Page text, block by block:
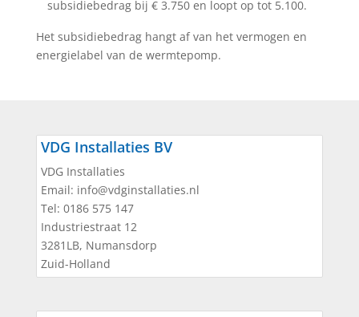
subsidiebedrag bij € 3.750 en loopt op tot 5.100.
Het subsidiebedrag hangt af van het vermogen en
energielabel van de wermtepomp.
VDG Installaties BV
VDG Installaties
Email: info@vdginstallaties.nl
Tel: 0186 575 147
Industriestraat 12
3281LB, Numansdorp
Zuid-Holland